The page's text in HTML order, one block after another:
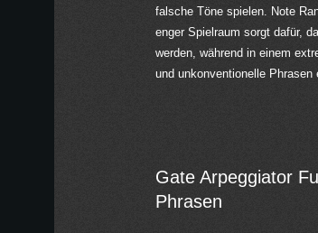
falsche Töne spielen. Note
enger Spielraum sorgt dafür,
werden, während in einem
und unkonventionelle Phrasen
Gate Arpeggiator
Phrasen